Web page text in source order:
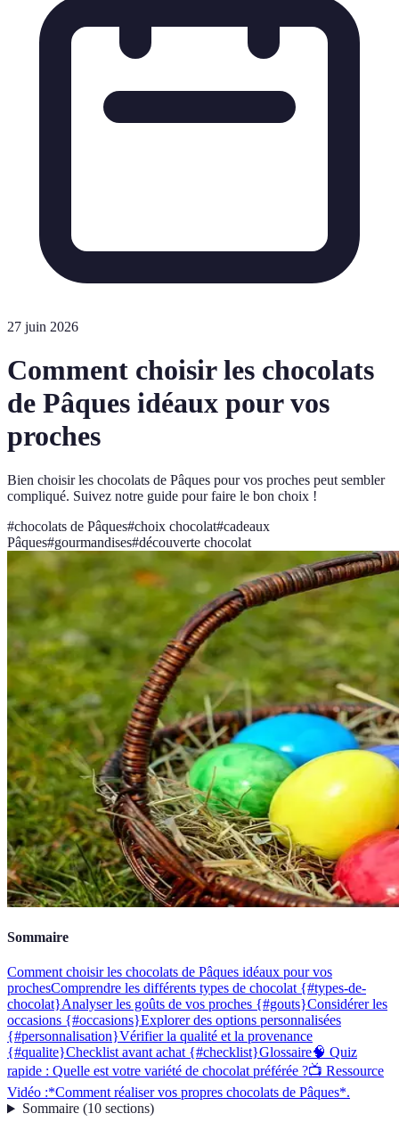
27 juin 2026
Comment choisir les chocolats
de Pâques idéaux pour vos
proches
Bien choisir les chocolats de Pâques pour vos proches peut sembler
compliqué. Suivez notre guide pour faire le bon choix !
#chocolats de Pâques#choix chocolat#cadeaux
Pâques#gourmandises#découverte chocolat
Sommaire
Comment choisir les chocolats de Pâques idéaux pour vos
prochesComprendre les différents types de chocolat {#types-de-
chocolat}Analyser les goûts de vos proches {#gouts}Considérer les
occasions {#occasions}Explorer des options personnalisées
{#personnalisation}Vérifier la qualité et la provenance
{#qualite}Checklist avant achat {#checklist}Glossaire🧠 Quiz
rapide : Quelle est votre variété de chocolat préférée ?📺 Ressource
Vidéo :*Comment réaliser vos propres chocolats de Pâques*.
Sommaire(10 sections)